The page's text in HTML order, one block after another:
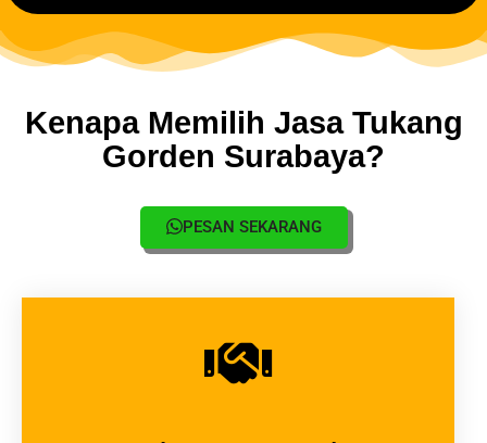
Kenapa Memilih Jasa Tukang
Gorden Surabaya?
PESAN SEKARANG